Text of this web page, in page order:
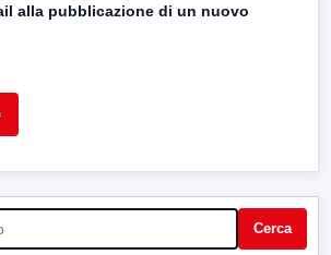
alla pubblicazione di un nuovo
Cerca